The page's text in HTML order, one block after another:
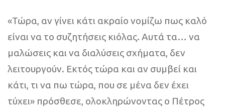
«Τώρα, αν γίνει κάτι ακραίο νομίζω πως καλό
είναι να το συζητήσεις κιόλας. Αυτά τα… να
μαλώσεις και να διαλύσεις σχήματα, δεν
λειτουργούν. Εκτός τώρα και αν συμβεί και
κάτι, τι να πω τώρα, που σε μένα δεν έχει
τύχει» πρόσθεσε, ολοκληρώνοντας ο Πέτρος